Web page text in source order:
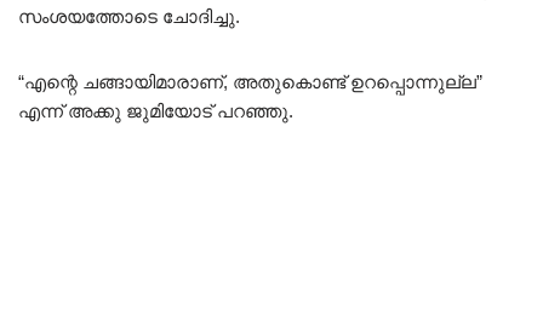
സംശയത്തോടെ ചോദിച്ചു.
“എന്റെ ചങ്ങായിമാരാണ്, അതുകൊണ്ട് ഉറപ്പൊന്നുല്ല”
എന്ന് അക്കു ജുമിയോട് പറഞ്ഞു.